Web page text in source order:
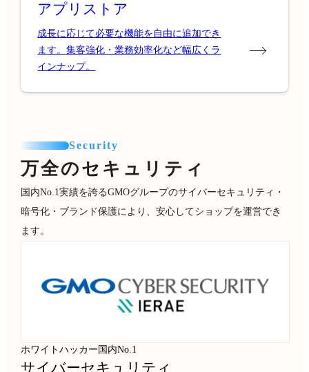
アプリストア
成長に応じて必要な機能を自由に追加でき
ます。集客強化・業務効率化など幅広くラ
インナップ。
Security
万全のセキュリティ
国内No.1実績を誇るGMOグループのサイバーセキュリティ・
暗号化・ブランド保護により、安心してショップを運営でき
ます。
ホワイトハッカー国内No.1
サイバーセキュリティ